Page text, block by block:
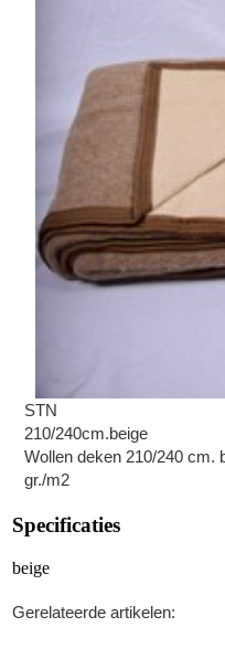
STN
210/240cm.beige
Wollen deken 210/240 cm.
gr./m2
Specificaties
beige
Gerelateerde artikelen: